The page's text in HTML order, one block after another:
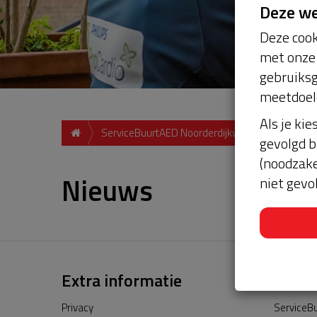
ServiceBuurtAED Noorderdijkweg, Wieringerwerf
Nieuws
Extra informatie
Privacy
Deze
Deze
met
Als je
gevolgd
niet